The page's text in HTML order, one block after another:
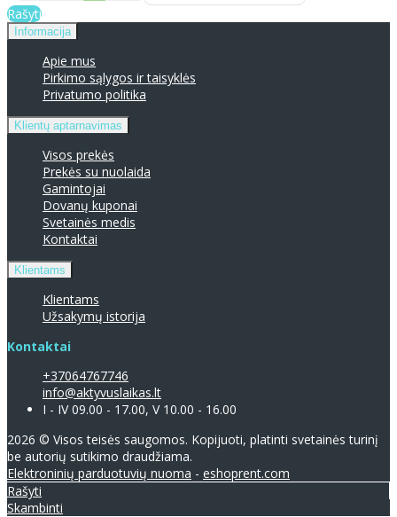
Rašyti
Informacija
Apie mus
Pirkimo sąlygos ir taisyklės
Privatumo politika
Klientų aptarnavimas
Visos prekės
Prekės su nuolaida
Gamintojai
Dovanų kuponai
Svetainės medis
Kontaktai
Klientams
Klientams
Užsakymų istorija
Kontaktai
+37064767746
info@aktyvuslaikas.lt
I - IV 09.00 - 17.00, V 10.00 - 16.00
2026 © Visos teisės saugomos. Kopijuoti, platinti svetainės turinį
be autorių sutikimo draudžiama.
Elektroninių parduotuvių nuoma - eshoprent.com
Rašyti
Skambinti